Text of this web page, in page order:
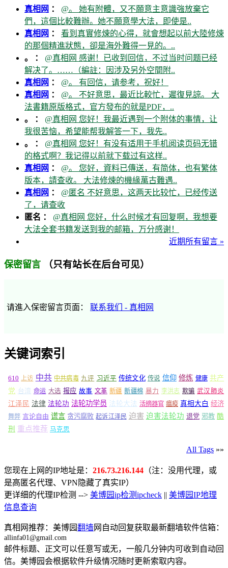
真相网 ： @。 她有附體，又不願意主意識強放棄它
們，這個比較難辦。她不願意學大法，即使是..
真相网 ： 看到真實修煉的心得，就會想起以前大陸修煉
的那個精進狀態，卻是海外難得一見的。..
。 ： @真相网 感谢！已收到回信，不过当时问题已经
解决了。……（編註：因涉及另外空間附..
真相网 ： @。 有回信，请参考，祝好！
真相网 ： @。 不好意思，最近比較忙，遲復見諒。 大
法書籍原版格式，官方發布的就是PDF，..
。 ： @真相网 您好！我最近遇到一个附体的事情，让
我很苦恼，希望能帮我解答一下，我先..
。 ： @真相网 您好！有没有适用于手机阅读页码无错
的格式啊？我记得以前就下载过有这样..
真相网 ： @。 您好，資料已傳送，有简体，也有繁体
版本，請查收。 大法修煉的機緣萬古難遇..
真相网 ： @匿名 不好意思，这两天比较忙，已经传送
了，请查收
匿名 ： @真相网 您好，什么时候才有回复啊，我想要
大法全套书籍发送到我的邮箱，万分感谢！
近期所有留言 »
保密留言 （只有站长在后台可见）
请進入保密留言页面： 联系我们 - 真相网
关键词索引
610 上访 中共 中共病毒 九评 习近平 传统文化 传说 信仰 修炼 健康 共产
党 台湾 命运 大选 报应 故事 文革 新疆 新疆棉 暴力 李洪志 欺骗 武汉肺炎
江泽民 法律 法轮功 法轮功学员 法轮大法 活摘器官 瘟疫 真相大白 经济
舞弊 言论自由 谎言 贪污腐败 起诉江泽民 迫害 迫害法轮功 退党 邪教 酷
刑 重点推荐 马克思
All Tags »»
您现在上网的IP地址是： 216.73.216.144 （注：没用代理，或
是高匿名代理、VPN隐藏了真实IP）
更详细的代理IP检测 --> 美博园ip检测ipcheck || 美博园IP地理
信息查询
真相网推荐：美博园翻墙网自动回复获取最新翻墙软件信箱：
allinfa01@gmail.com
邮件标题、正文可以任意写或无，一般几分钟内可收到自动回
信。美博园会根据软件升级情况随时更新索取内容。